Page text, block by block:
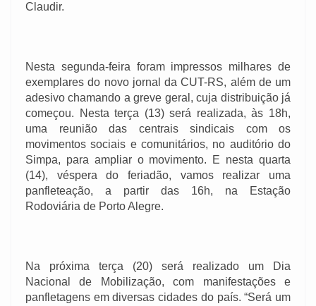
Claudir.
Nesta segunda-feira foram impressos milhares de
exemplares do novo jornal da CUT-RS, além de um
adesivo chamando a greve geral, cuja distribuição já
começou. Nesta terça (13) será realizada, às 18h,
uma reunião das centrais sindicais com os
movimentos sociais e comunitários, no auditório do
Simpa, para ampliar o movimento. E nesta quarta
(14), véspera do feriadão, vamos realizar uma
panfleteação, a partir das 16h, na Estação
Rodoviária de Porto Alegre.
Na próxima terça (20) será realizado um Dia
Nacional de Mobilização, com manifestações e
panfletagens em diversas cidades do país. “Será um